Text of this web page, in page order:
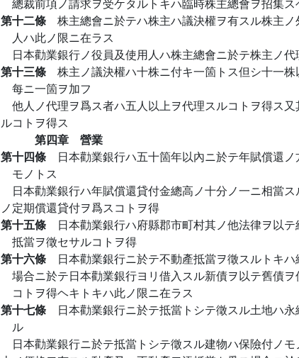
第十二條 株主總會ニ於テハ株主ハ議決權ヲ有スル株主
人ハ此ノ限ニ在ラス
日本勸業銀行ノ役員及使用人ハ株主總會ニ於テ株主ノ
第十三條 株主ノ議決權ハ十株ニ付キ一箇トス但シ十一
每ニ一箇ヲ加フ
他人ノ代理ヲ爲ス者ハ五人以上ヲ代理スルコトヲ得ス
ルコトヲ得ス
第四章 營業
第十四條 日本勸業銀行ハ五十箇年以內ニ於テ年賦償還
モノトス
日本勸業銀行ハ年賦償還貸付金總高ノ十分ノ一ニ相當
ノ定期償還貸付ヲ爲スコトヲ得
第十五條 日本勸業銀行ハ府縣郡市町村其ノ他法律ヲ以
抵當ヲ徵セサルコトヲ得
第十六條 日本勸業銀行ニ於テ不動產抵當ヲ徵スルトキ
場合ニ於テ日本勸業銀行ヨリ借入スル新債ヲ以テ舊債
コトヲ得ヘキトキハ此ノ限ニ在ラス
第十七條 日本勸業銀行ニ於テ抵當トシテ徵スル土地ハ
ル
日本勸業銀行ニ於テ抵當トシテ徵スル建物ハ保險付ノ